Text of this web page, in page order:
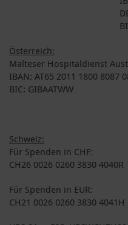
Österreich:
Malteser Hospitaldienst
IBAN: AT65 2011 1800 8087
BIC: GIBAATWW
Schweiz:
Für Spenden in CHF:
CH26 0026 0260 3830 4040R
Für Spenden in EUR:
CH21 0026 0260 3830 4041H